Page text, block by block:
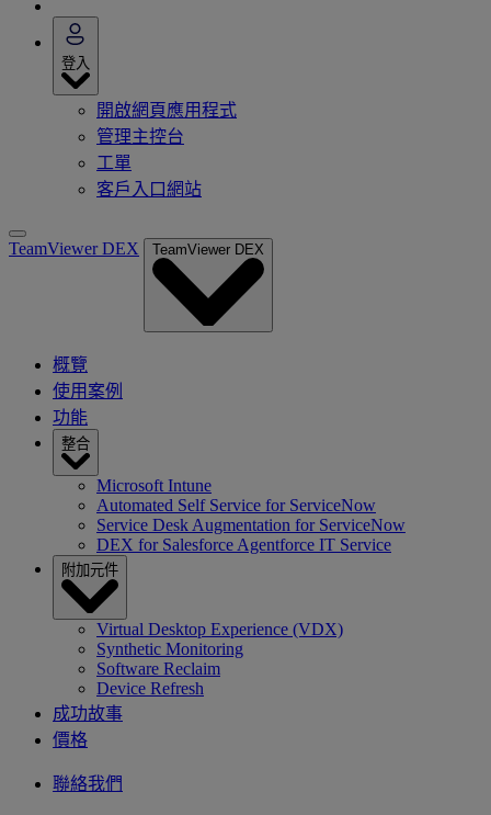
登入
開啟網頁應用程式
管理主控台
工單
客戶入口網站
TeamViewer DEX TeamViewer DEX
概覽
使用案例
功能
整合
Microsoft Intune
Automated Self Service for ServiceNow
Service Desk Augmentation for ServiceNow
DEX for Salesforce Agentforce IT Service
附加元件
Virtual Desktop Experience (VDX)
Synthetic Monitoring
Software Reclaim
Device Refresh
成功故事
價格
聯絡我們